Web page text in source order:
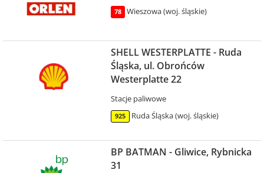
78 Wieszowa (woj. śląskie)
SHELL WESTERPLATTE - Ruda
Śląska, ul. Obrońców
Westerplatte 22
Stacje paliwowe
925 Ruda Śląska (woj. śląskie)
BP BATMAN - Gliwice, Rybnicka
31